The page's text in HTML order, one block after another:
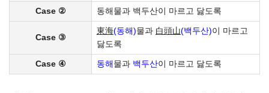
Case ② 동해물과 백두산이 마르고 닳도록
Case ③
東海(동해)물과 白頭山(백두산)이 마르고
닳도록
Case ④ 동해 물과 백두산이 마르고 닳도록